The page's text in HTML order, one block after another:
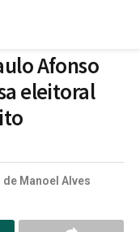
Afonso
eleitoral
Manoel Alves